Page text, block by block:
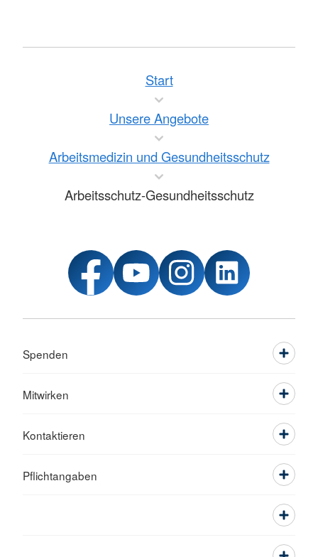
Start
Unsere Angebote
Arbeitsmedizin und Gesundheitsschutz
Arbeitsschutz-Gesundheitsschutz
Spenden
Mitwirken
Kontaktieren
Pflichtangaben